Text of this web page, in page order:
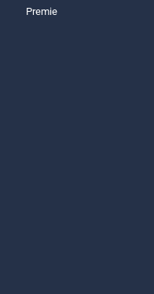
Premie